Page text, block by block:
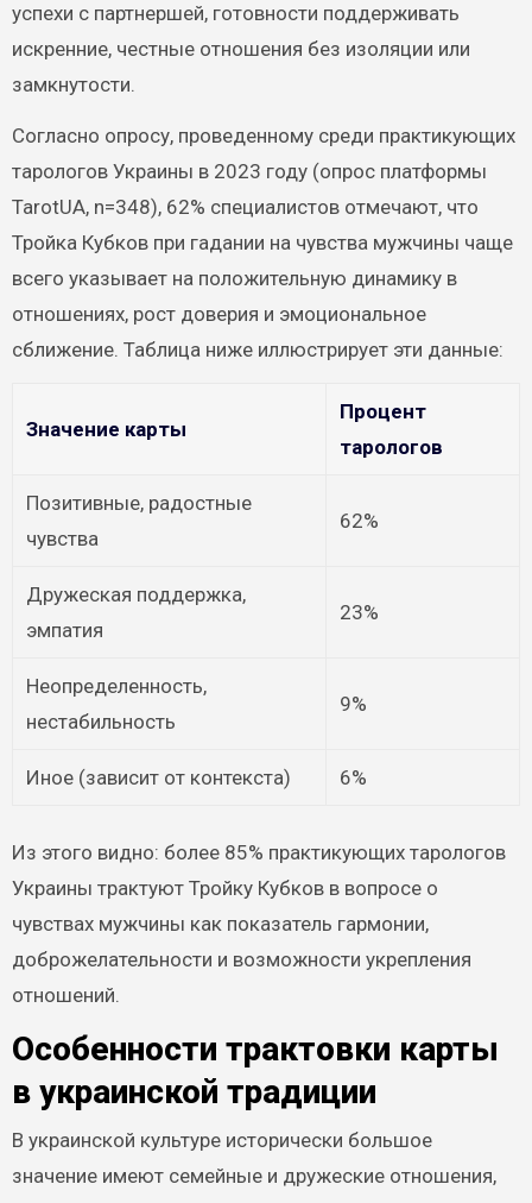
успехи с партнершей, готовности поддерживать
искренние, честные отношения без изоляции или
замкнутости.
Согласно опросу, проведенному среди практикующих
тарологов Украины в 2023 году (опрос платформы
TarotUA, n=348), 62% специалистов отмечают, что
Тройка Кубков при гадании на чувства мужчины чаще
всего указывает на положительную динамику в
отношениях, рост доверия и эмоциональное
сближение. Таблица ниже иллюстрирует эти данные:
Значение карты
Процент
тарологов
Позитивные, радостные
чувства
62%
Дружеская поддержка,
эмпатия
23%
Неопределенность,
нестабильность
9%
Иное (зависит от контекста) 6%
Из этого видно: более 85% практикующих тарологов
Украины трактуют Тройку Кубков в вопросе о
чувствах мужчины как показатель гармонии,
доброжелательности и возможности укрепления
отношений.
Особенности трактовки карты
в украинской традиции
В украинской культуре исторически большое
значение имеют семейные и дружеские отношения,